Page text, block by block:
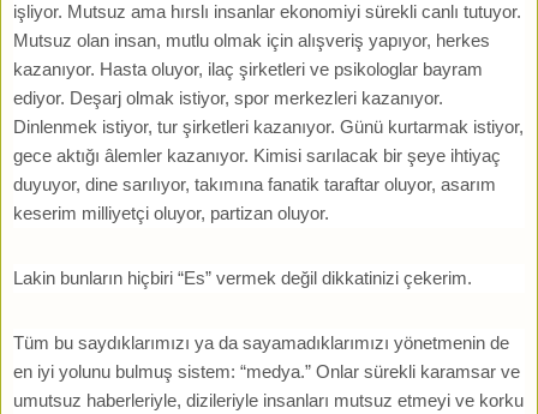
işliyor. Mutsuz ama hırslı insanlar ekonomiyi sürekli canlı tutuyor.
Mutsuz olan insan, mutlu olmak için alışveriş yapıyor, herkes
kazanıyor. Hasta oluyor, ilaç şirketleri ve psikologlar bayram
ediyor. Deşarj olmak istiyor, spor merkezleri kazanıyor.
Dinlenmek istiyor, tur şirketleri kazanıyor. Günü kurtarmak istiyor,
gece aktığı âlemler kazanıyor. Kimisi sarılacak bir şeye ihtiyaç
duyuyor, dine sarılıyor, takımına fanatik taraftar oluyor, asarım
keserim milliyetçi oluyor, partizan oluyor.
Lakin bunların hiçbiri “Es” vermek değil dikkatinizi çekerim.
Tüm bu saydıklarımızı ya da sayamadıklarımızı yönetmenin de
en iyi yolunu bulmuş sistem: “medya.” Onlar sürekli karamsar ve
umutsuz haberleriyle, dizileriyle insanları mutsuz etmeyi ve korku